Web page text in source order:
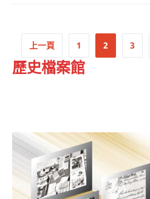
上一頁 1 2 3
歷史檔案館